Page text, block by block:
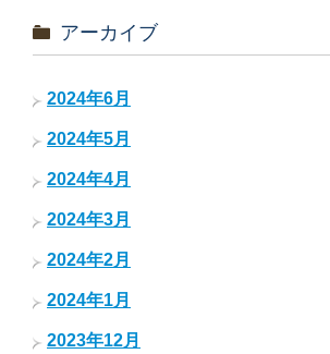
アーカイブ
2024年6月
2024年5月
2024年4月
2024年3月
2024年2月
2024年1月
2023年12月